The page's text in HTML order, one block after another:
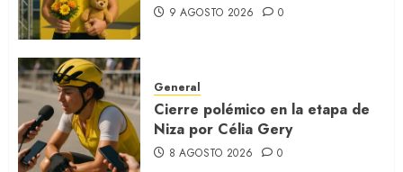
9 AGOSTO 2026 0
General
Cierre polémico en la etapa de
Niza por Célia Gery
8 AGOSTO 2026 0